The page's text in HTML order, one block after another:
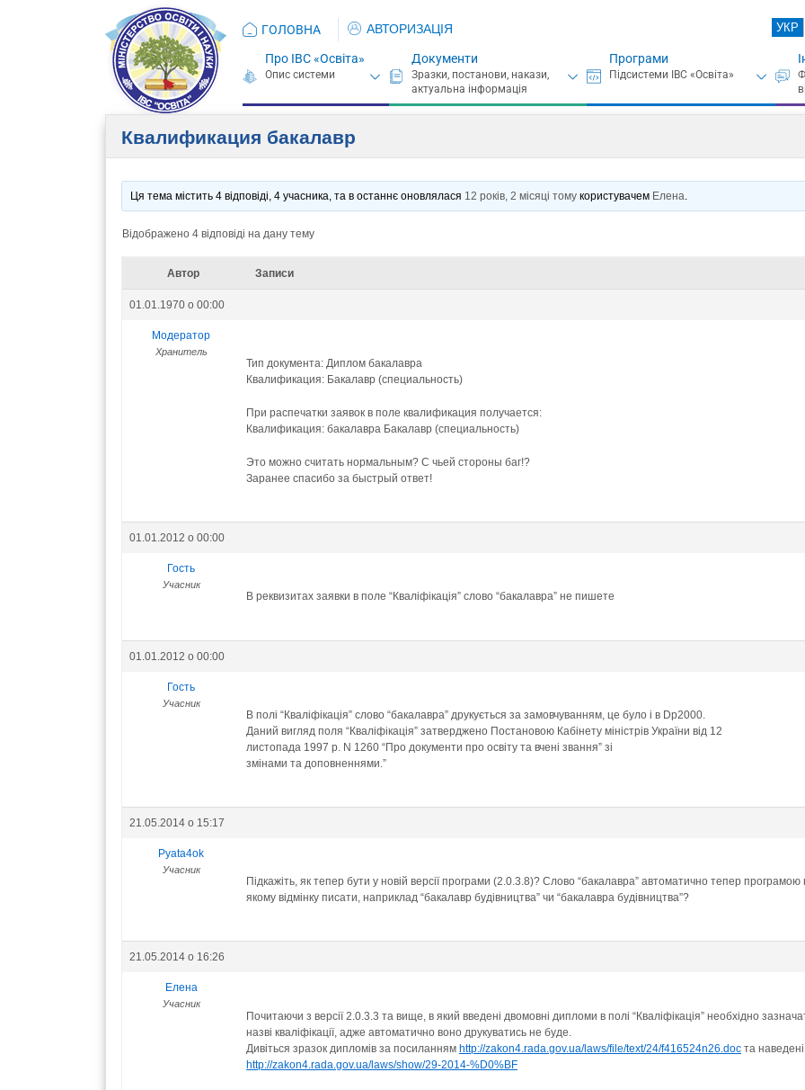
ГОЛОВНА АВТОРИЗАЦІЯ УКР
Про ІВС «Освіта» Документи Програми
Квалификация бакалавр
Ця тема містить 4 відповіді, 4 учасника, та в останнє оновлялася 12 років, 2 місяці тому користувачем Елена
Відображено 4 відповіді на дану тему
Автор Записи
01.01.1970 о 00:00
Модератор
Хранитель
Тип документа: Диплом бакалавра
Квалификация: Бакалавр (специальность)
При распечатки заявок в поле квалификация получается:
Квалификация: бакалавра Бакалавр (специальность)
Это можно считать нормальным? С чьей стороны баг!?
Заранее спасибо за быстрый ответ!
01.01.2012 о 00:00
Гость
Учасник
В реквизитах заявки в поле “Кваліфікація” cлово “бакалавра” не пишете
01.01.2012 о 00:00
Гость
Учасник
В полі “Кваліфікація” слово “бакалавра” друкується за замовчуванням, це було і в Dp2000.
Даний вигляд поля “Кваліфікація” затверджено Постановою Кабінету міністрів України від 12
листопада 1997 р. N 1260 “Про документи про освіту та вчені звання” зі
змінами та доповненнями.”
21.05.2014 о 15:17
Pyata4ok
Учасник
Підкажіть, як тепер бути у новій версії програми (2.0.3.8)? Слово “бакалавра” автоматично тепер
якому відмінку писати, наприклад “бакалавр будівництва” чи “бакалавра будівництва”?
21.05.2014 о 16:26
Елена
Учасник
Почитаючи з версії 2.0.3.3 та вище, в який введені двомовні дипломи в полі “Кваліфікація” необхідно
назві кваліфікації, адже автоматично воно друкуватись не буде.
Дивіться зразок дипломів за посиланням http://zakon4.rada.gov.ua/laws/file/text/24/f416524n26.doc та
http://zakon4.rada.gov.ua/laws/show/29-2014-%D0%BF